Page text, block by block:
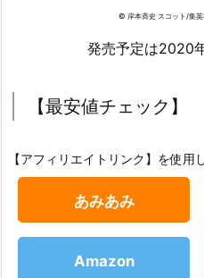
© 岸本斉史 スコット/集英
発売予定は2020
【最安値チェック】
【アフィリエイトリンク】を使用
あみあみ
Amazon